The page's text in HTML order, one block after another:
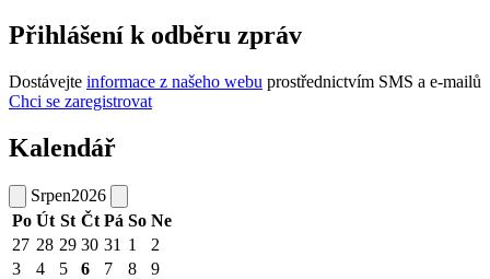
Přihlášení k odběru zpráv
Dostávejte informace z našeho webu prostřednictvím SMS a e-mailů
Chci se zaregistrovat
Kalendář
Srpen2026
Po Út St Čt Pá So Ne
27 28 29 30 31 1
2
3
4 5 6 7 8
9